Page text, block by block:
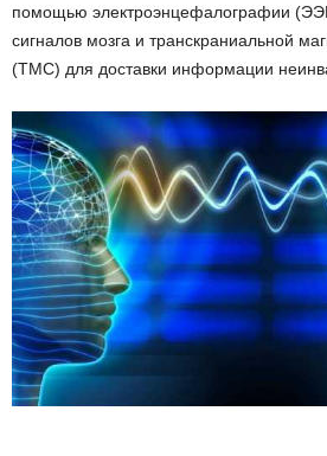
помощью электроэнцефалографии
сигналов мозга и транскраниальной
(ТМС) для доставки информации